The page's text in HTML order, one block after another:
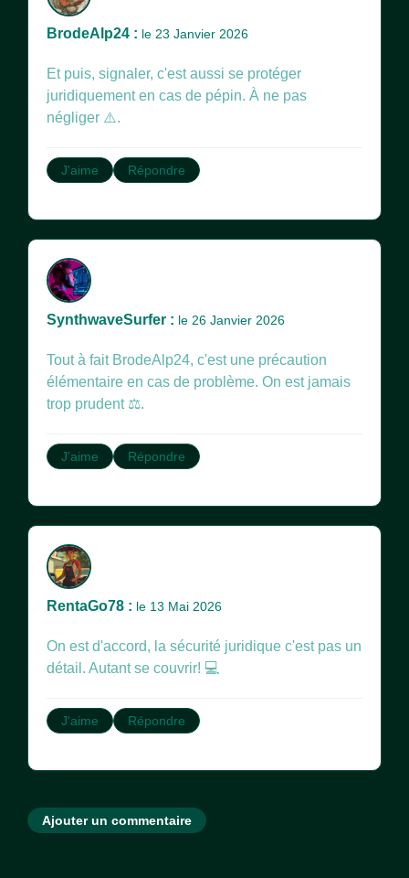
BrodeAlp24 : le 23 Janvier 2026
Et puis, signaler, c'est aussi se protéger
juridiquement en cas de pépin. À ne pas
négliger ⚠️.
J'aime Répondre
SynthwaveSurfer : le 26 Janvier 2026
Tout à fait BrodeAlp24, c'est une précaution
élémentaire en cas de problème. On est jamais
trop prudent ⚖️.
J'aime Répondre
RentaGo78 : le 13 Mai 2026
On est d'accord, la sécurité juridique c'est pas un
détail. Autant se couvrir! 💻
J'aime Répondre
Ajouter un commentaire